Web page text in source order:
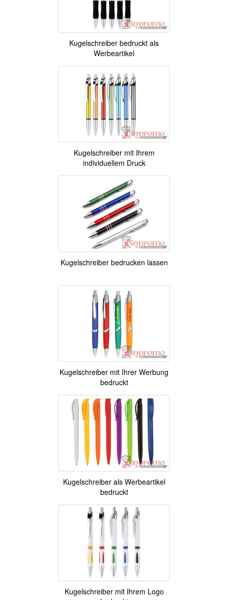
Kugelschreiber bedruckt als
Werbeartikel
Kugelschreiber mit Ihrem
individuellem Druck
Kugelschreiber bedrucken lassen
Kugelschreiber mit Ihrer Werbung
bedruckt
Kugelschreiber als Werbeartikel
bedruckt
Kugelschreiber mit Ihrem Logo